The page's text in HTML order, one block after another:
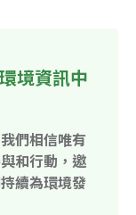
境資訊中
們相信唯有
和行動，邀
續為環境發